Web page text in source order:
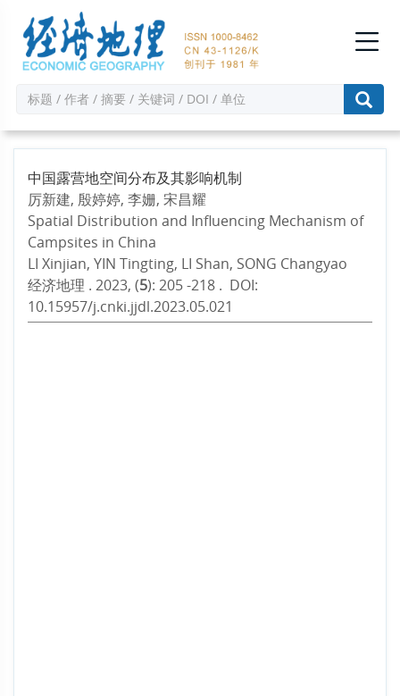
中国露营地空间分布及其影响机制
厉新建, 殷婷婷, 李姗, 宋昌耀
Spatial Distribution and Influencing Mechanism of
Campsites in China
LI Xinjian, YIN Tingting, LI Shan, SONG Changyao
经济地理 . 2023, (5): 205 -218 . DOI:
10.15957/j.cnki.jjdl.2023.05.021